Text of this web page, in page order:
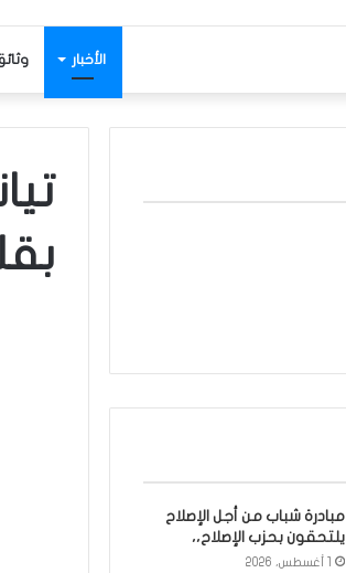
الأخبار
مبادرة شباب من أجل الإصلاح
يلتحقون بحزب الإصلاح،،